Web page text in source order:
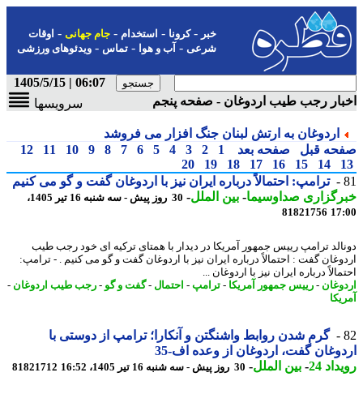
-کرونا-استخدام- جام جهانی-اوقات
شرعی-آب و هوا-تماس-ویدئوهای ورزشی
06:07 | 1405/5/15
رجب طیب اردوغان - صفحه پنجم
سرویسها
اردوغان به ارتش لبنان جنگ افزار می فروشد
قبل صفحه بعد 1
2
3
4
5
6
7
8
9
10
11
12
14
15
16
17
18
19
20
ترامپ: احتمالاً درباره ایران نیز با اردوغان گفت و گو می کنیم
صداوسیما-بین الملل-
30 روز پیش - سه شنبه 16 تیر 1405،
81821756
ترامپ رییس جمهور آمریکا در دیدار با همتای ترکیه ای خود رجب طیب
گفت : احتمالاً درباره ایران نیز با اردوغان گفت و گو می کنیم . - ترامپ:
درباره ایران نیز با اردوغان ...
-رییس جمهور آمریکا- ترامپ -احتمال-گفت و گو - رجب طیب اردوغان-
گرم شدن روابط واشنگتن و آنکارا؛ ترامپ از دوستی با
گفت، اردوغان از وعده اف-35
24
-بین الملل-30 روز پیش - سه شنبه 16 تیر 1405، 16:52 81821712